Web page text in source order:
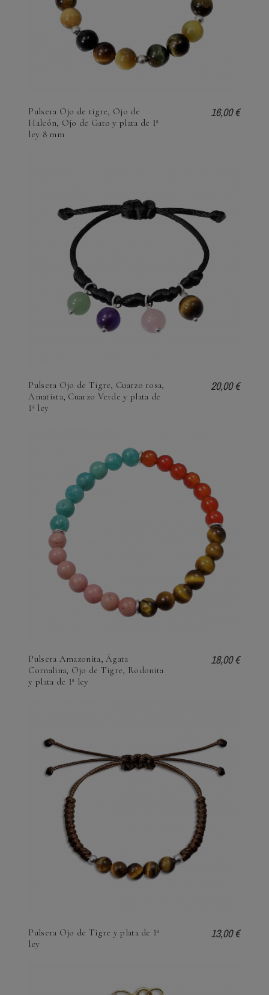
Pulsera Ojo de tigre, Ojo de
Halcón, Ojo de Gato y plata de 1ª
ley 8 mm
16,00 €
Pulsera Ojo de Tigre, Cuarzo rosa,
Amatista, Cuarzo Verde y plata de
1ª ley
20,00 €
Pulsera Amazonita, Ágata
Cornalina, Ojo de Tigre, Rodonita
y plata de 1ª ley
18,00 €
Pulsera Ojo de Tigre y plata de 1ª
ley
13,00 €